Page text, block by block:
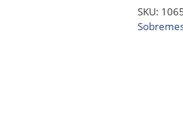
SKU: